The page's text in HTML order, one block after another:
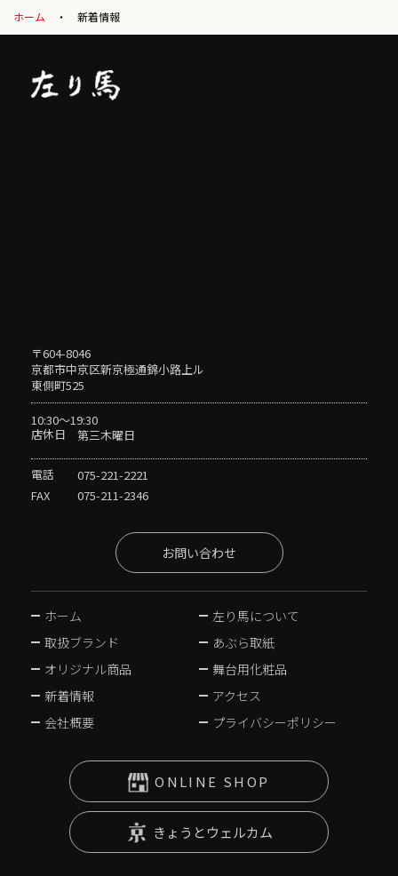
ホーム 新着情報
〒604-8046
京都市中京区新京極通錦小路上ル
東側町525
10:30〜19:30
店休日
第三木曜日
電話
075-221-2221
FAX
075-211-2346
お問い合わせ
ホーム
左り馬について
取扱ブランド
あぶら取紙
オリジナル商品
舞台用化粧品
新着情報
アクセス
会社概要
プライバシーポリシー
ONLINE SHOP
きょうとウェルカム